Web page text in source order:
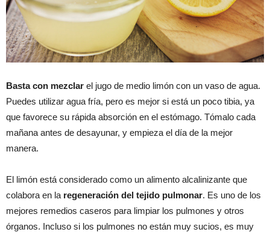
Basta con mezclar el jugo de medio limón con un vaso de agua.
Puedes utilizar agua fría, pero es mejor si está un poco tibia, ya
que favorece su rápida absorción en el estómago. Tómalo cada
mañana antes de desayunar, y empieza el día de la mejor
manera.
El limón está considerado como un alimento alcalinizante que
colabora en la regeneración del tejido pulmonar. Es uno de los
mejores remedios caseros para limpiar los pulmones y otros
órganos. Incluso si los pulmones no están muy sucios, es muy